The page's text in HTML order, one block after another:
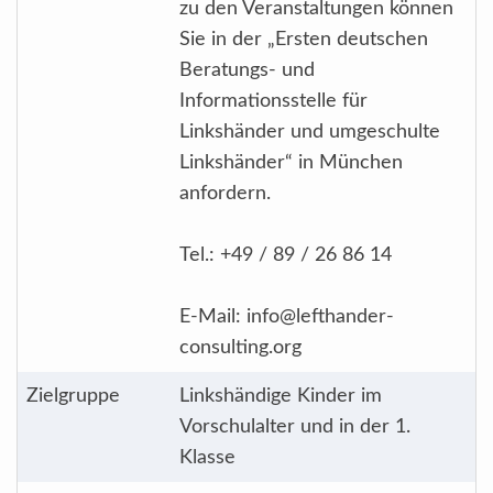
zu den Veranstaltungen können
Sie in der „Ersten deutschen
Beratungs- und
Informationsstelle für
Linkshänder und umgeschulte
Linkshänder“ in München
anfordern.
Tel.: +49 / 89 / 26 86 14
E-Mail: info@lefthander-
consulting.org
Zielgruppe
Linkshändige Kinder im
Vorschulalter und in der 1.
Klasse